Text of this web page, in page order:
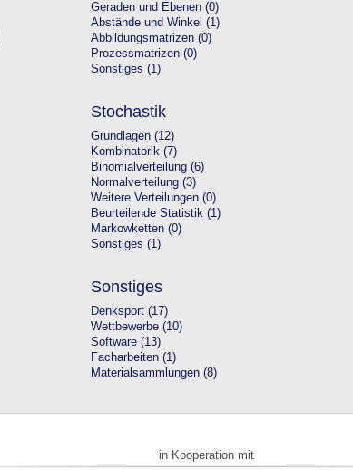
Geraden und Ebenen (0)
Abstände und Winkel (1)
Abbildungsmatrizen (0)
Prozessmatrizen (0)
Sonstiges (1)
Stochastik
Grundlagen (12)
Kombinatorik (7)
Binomialverteilung (6)
Normalverteilung (3)
Weitere Verteilungen (0)
Beurteilende Statistik (1)
Markowketten (0)
Sonstiges (1)
Sonstiges
Denksport (17)
Wettbewerbe (10)
Software (13)
Facharbeiten (1)
Materialsammlungen (8)
in Kooperation mit